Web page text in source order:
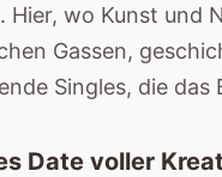
Hier, wo Kunst und
Gassen,
Singles, die das
Date voller